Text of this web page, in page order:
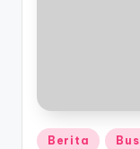
Posted
Berita